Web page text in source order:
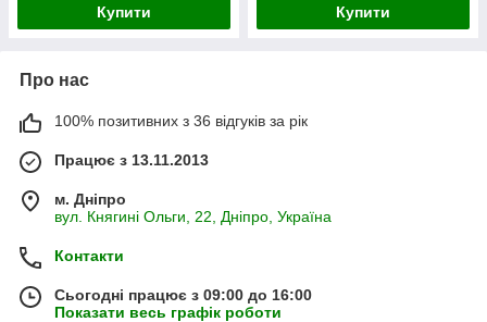
Купити Купити
Про нас
100% позитивних з 36 відгуків за рік
Працює з 13.11.2013
м. Дніпро
вул. Княгині Ольги, 22, Дніпро, Україна
Контакти
Сьогодні працює з 09:00 до 16:00
Показати весь графік роботи